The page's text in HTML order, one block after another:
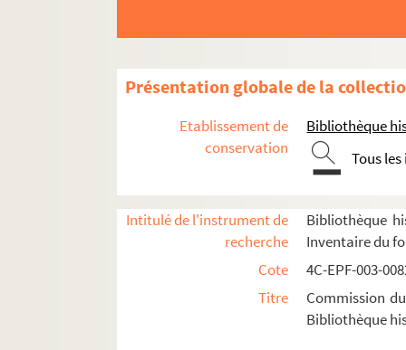
Présentation globale de la
Etablissement de
conservation
Bibliothèque
Tous
Intitulé de l'instrument de
recherche
Bibliothèque
Inventaire du
Cote
4C-EPF-003-
Titre
Commission
Bibliothèque
Dossier n° 95
Dossier n° 97
Dossier n° 99
Dossier n° 100
Dossier n° 101